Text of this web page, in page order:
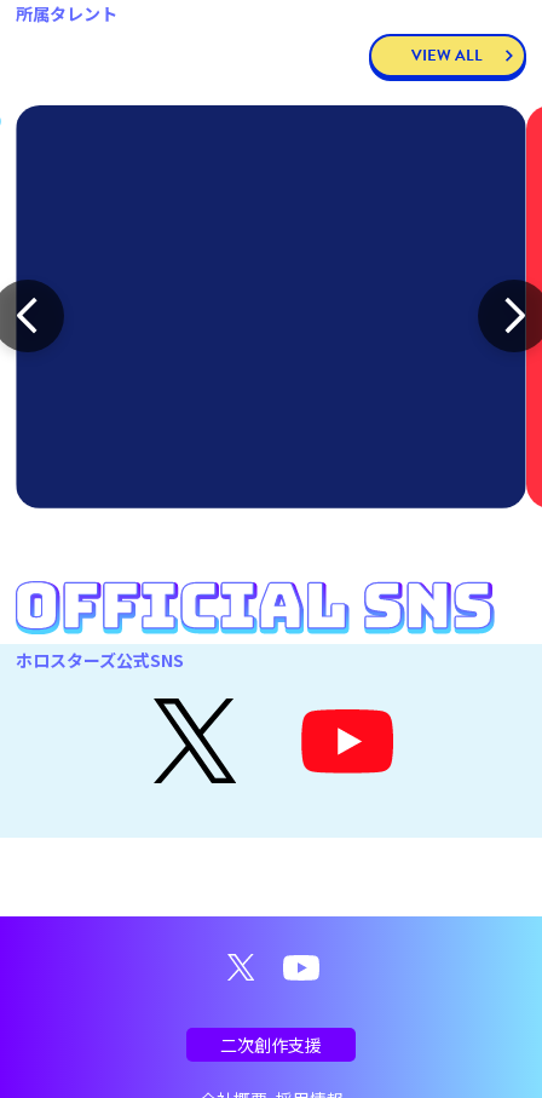
所属タレント
VIEW ALL
ホロスターズ公式SNS
二次創作支援